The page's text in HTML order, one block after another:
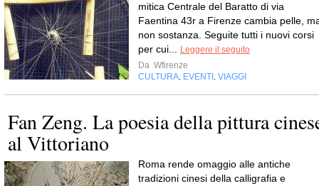
mitica Centrale del Baratto di via
Faentina 43r a Firenze cambia pelle,
non sostanza. Seguite tutti i nuovi corsi
per cui...
Leggere il seguito
Da Wfirenze
CULTURA EVENTI VIAGGI
Fan Zeng. La poesia della pittura
al Vittoriano
Roma rende omaggio alle antiche
tradizioni cinesi della calligrafia e